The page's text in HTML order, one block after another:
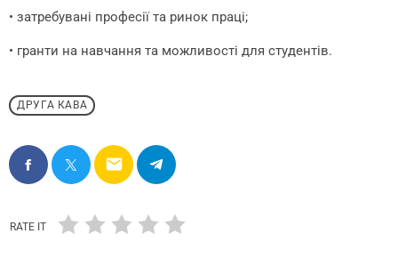
• затребувані професії та ринок праці;
• гранти на навчання та можливості для студентів.
ДРУГА КАВА
email
RATE IT